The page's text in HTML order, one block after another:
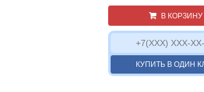
В КОРЗИНУ
КУПИТЬ В ОДИН